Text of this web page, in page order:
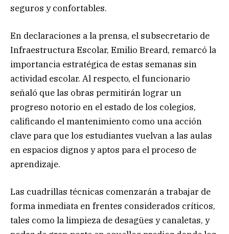
seguros y confortables.
En declaraciones a la prensa, el subsecretario de
Infraestructura Escolar, Emilio Breard, remarcó la
importancia estratégica de estas semanas sin
actividad escolar. Al respecto, el funcionario
señaló que las obras permitirán lograr un
progreso notorio en el estado de los colegios,
calificando el mantenimiento como una acción
clave para que los estudiantes vuelvan a las aulas
en espacios dignos y aptos para el proceso de
aprendizaje.
Las cuadrillas técnicas comenzarán a trabajar de
forma inmediata en frentes considerados críticos,
tales como la limpieza de desagües y canaletas, y